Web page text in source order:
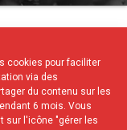
cookies pour faciliter
via des
du contenu sur les
6 mois. Vous
sur l'icône "gérer les